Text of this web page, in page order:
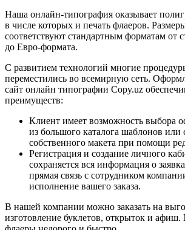
Наша онлайн-типография оказывает
в числе которых и печать флаеров.
соответствуют стандартным форматам от
до Евро-формата.
С развитием технологий многие
переместились во всемирную сеть.
сайт онлайн типографии Copy.uz
преимуществ:
Клиент имеет возможность выбора
из большого каталога шаблонов или
собственного макета при помощи
Регистрация и создание личного
сохраняется вся информация о
прямая связь с сотрудником
исполнение вашего заказа.
В нашей компании можно заказать на
изготовление буклетов, открыток и